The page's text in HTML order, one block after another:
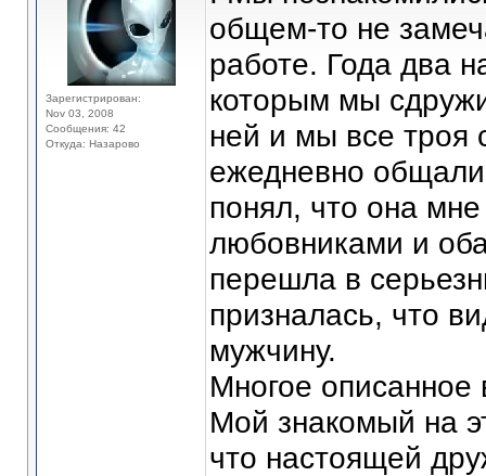
Зарегистрирован:
Nov 03, 2008
Сообщения: 42
Откуда: Назарово
общем-то не
работе. Года два
которым мы
ней и мы все троя
ежедневно
понял, что она
любовниками и
перешла в
призналась, что
мужчину.
Многое описанное
Мой знакомый на
что настоящей